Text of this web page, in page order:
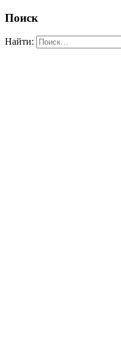
Поиск
Найти: